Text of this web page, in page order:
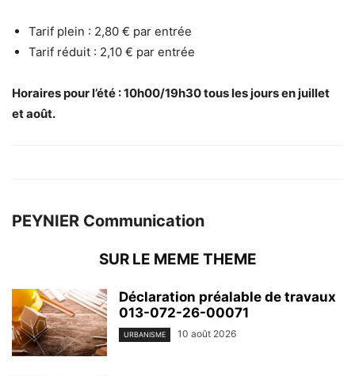
Tarif plein : 2,80 € par entrée
Tarif réduit : 2,10 € par entrée
Horaires pour l’été : 10h00/19h30 tous les jours en juillet
et août.
PEYNIER Communication
SUR LE MEME THEME
Déclaration préalable de travaux
013-072-26-00071
URBANISME 10 août 2026